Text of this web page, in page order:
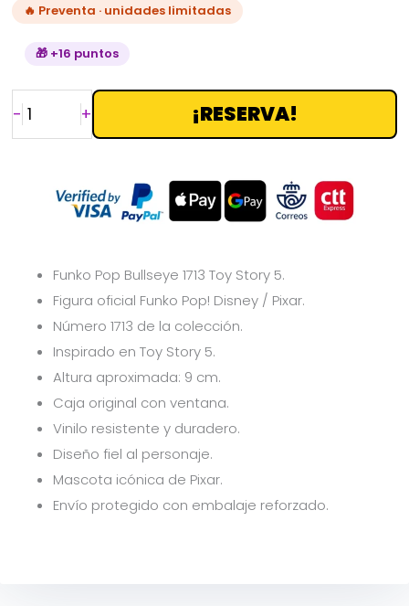
🔥 Preventa · unidades limitadas
🎁 +16 puntos
- + ¡RESERVA!
Funko Pop Bullseye 1713 Toy Story 5.
Figura oficial Funko Pop! Disney / Pixar.
Número 1713 de la colección.
Inspirado en Toy Story 5.
Altura aproximada: 9 cm.
Caja original con ventana.
Vinilo resistente y duradero.
Diseño fiel al personaje.
Mascota icónica de Pixar.
Envío protegido con embalaje reforzado.